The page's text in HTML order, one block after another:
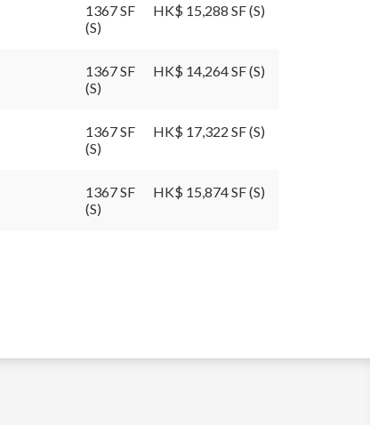
1367 SF
(S)
HK$ 15,288 SF (S)
1367 SF
(S)
HK$ 14,264 SF (S)
1367 SF
(S)
HK$ 17,322 SF (S)
1367 SF
(S)
HK$ 15,874 SF (S)